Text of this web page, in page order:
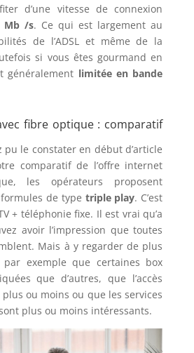
d’une vitesse de connexion
Mb /s. Ce qui est largement au
de l’ADSL et même de la
si vous êtes gourmand en
généralement limitée en bande
fibre optique : comparatif
pu le constater en début d’article
comparatif de l’offre internet
les opérateurs proposent
de type triple play. C’est
+ téléphonie fixe. Il est vrai qu’a
avoir l’impression que toutes
Mais à y regarder de plus
par exemple que certaines box
que d’autres, que l’accès
plus ou moins ou que les services
plus ou moins intéressants.